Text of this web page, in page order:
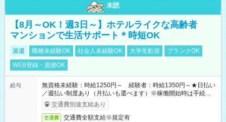
未読
【8月～OK！週3日～】ホテルライクな高齢者
マンションで生活サポート＊時短OK
派遣 職種未経験OK 社会人未経験OK 大学生歓迎
ブランクOK
WEB登録・面接OK
給与
無資格未経験：時給1250円～ 経験者：時給1350円～★日払い
／週払い制度あり（月払いも選べます）※稼働開始時は手続き完
了次第のお支払いとなります。
交通費別途支給あり
交通費 交通費全額支給※規定有